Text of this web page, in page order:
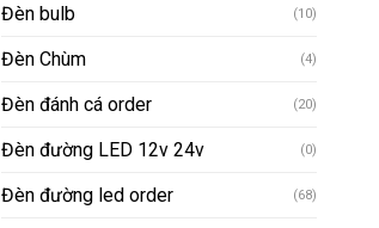
Đèn bulb (10)
Đèn Chùm (4)
Đèn đánh cá order (20)
Đèn đường LED 12v 24v (0)
Đèn đường led order (68)